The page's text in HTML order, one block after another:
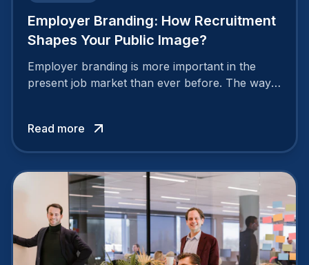
Employer Branding: How Recruitment
Shapes Your Public Image?
Employer branding is more important in the
present job market than ever before. The way
Read more